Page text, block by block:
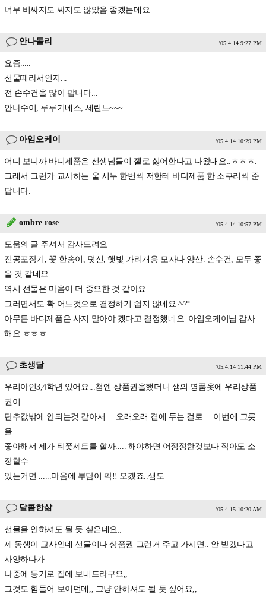
너무 비싸지도 싸지도 않았음 좋겠는데요..
안나돌리 '05.4.14 9:27 PM
요즘.....
선물때라서인지...
전 손수건을 많이 팝니다...
안나수이, 루루기네스, 세린느~~~
아임오케이 '05.4.14 10:29 PM
어디 보니까 바디제품은 선생님들이 젤로 싫어한다고 나왔대요..ㅎㅎㅎ.
그래서 그런가 교사하는 울 시누 한번씩 저한테 바디제품 한 소쿠리씩 준
답니다.
ombre rose '05.4.14 10:57 PM
도움의 글 주셔서 감사드려요
진공포장기, 꽃 한송이, 덧신, 햇빛 가리개용 모자나 양산. 손수건, 모두 좋
을 것 같네요
역시 선물은 마음이 더 중요한 것 같아요
그러면서도 확 어느것으로 결정하기 쉽지 않네요 ^^*
아무튼 바디제품은 사지 말아야 겠다고 결정했네요. 아임오케이님 감사
해요 ㅎㅎㅎ
초생달 '05.4.14 11:44 PM
우리아인3,4학년 있어요...첨엔 상품권을했더니 샘의 명품옷에 우리상품
권이
단추값밖에 안되는것 같아서.....오래오래 곁에 두는 걸로.....이번에 그릇
을
좋아해서 제가 티폿세트를 할까..... 해야하면 어정정한것보다 작아도 소
장할수
있는거면 ......마음에 부담이 팍!! 오겠죠..샘도
달콤한삶 '05.4.15 10:20 AM
선물을 안하셔도 될 듯 싶은데요,,
제 동생이 교사인데 선물이나 상품권 그런거 주고 가시면.. 안 받겠다고
사양하다가
나중에 등기로 집에 보내드라구요,,
그것도 힘들어 보이던데,, 그냥 안하셔도 될 듯 싶어요,,